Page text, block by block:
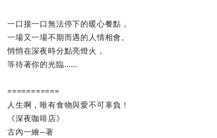
一口接一口無法停下的暖心餐點，
一場又一場不期而遇的人情相會。
悄悄在深夜時分點亮燈火，
等待著你的光臨……
===========
人生啊，唯有食物與愛不可辜負！
《深夜咖啡店》
古內一繪─著